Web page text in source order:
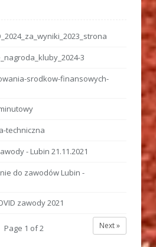
3
srodkow-finansowych-
techniczna
- Lubin 21.11.2021
do zawodów Lubin -
zawody 2021
Next »
Page 1 of2